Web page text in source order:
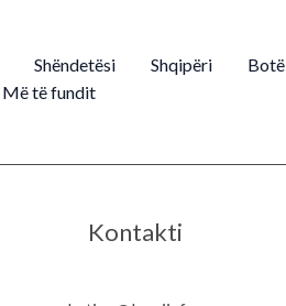
Shëndetësi Shqipëri
Botë
Më të fundit
Kontakti